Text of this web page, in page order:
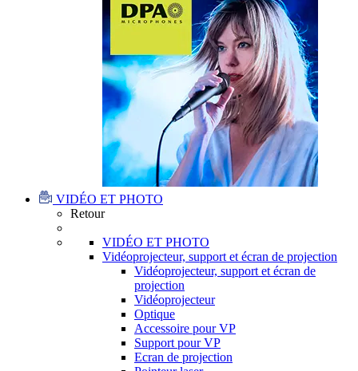
VIDÉO ET PHOTO
Retour
VIDÉO ET PHOTO
Vidéoprojecteur, support et écran de projection
Vidéoprojecteur, support et écran de
projection
Vidéoprojecteur
Optique
Accessoire pour VP
Support pour VP
Ecran de projection